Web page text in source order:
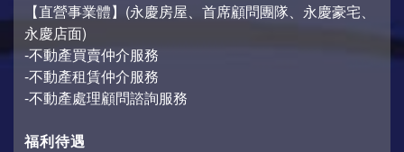
【直營事業體】(永慶房屋、首席顧問團隊、永慶豪宅、
永慶店面)
-不動產買賣仲介服務
-不動產租賃仲介服務
-不動產處理顧問諮詢服務
福利待遇